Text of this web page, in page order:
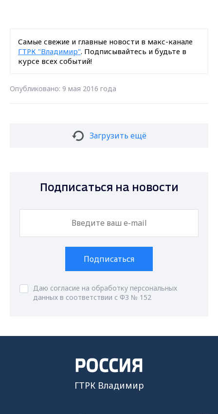
Самые свежие и главные новости в макс-канале
ГТРК "Владимир". Подписывайтесь и будьте в
курсе всех событий!
Опубликовано: 9 мая 2016 года
Загрузить ещё
Подписаться на новости
Подписаться
Даю согласие на обработку персональных
данных в соответствии с ФЗ № 152
ГТРК Владимир